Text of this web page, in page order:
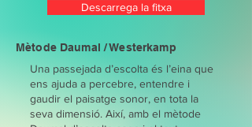
Descarrega la fitxa
Mètode Daumal / Westerkamp
Una passejada d’escolta és l’eina que
ens ajuda a percebre, entendre i
gaudir el paisatge sonor, en tota la
seva dimensió. Així, amb el mètode